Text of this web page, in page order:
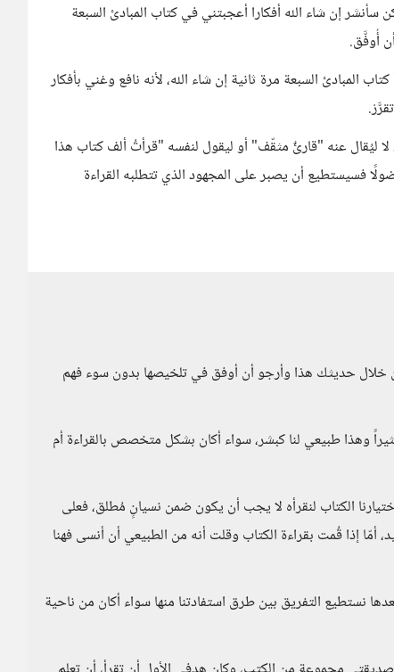
سأنشر إن شاء الله أفكارا أعجبتني في كتاب المبادئ السبعة
المبادئ السبعة مرة ثانية إن شاء الله، لأنه نافع وغني بأفكار
لا ليُقال عنه "قارئٌ مثقّف" أو ليقول لنفسه "قرأتُ ألف كتاب هذا
فسيستطيع أن يصبر على المجهود الذي تتطلبه القراءة
خلال حديثك هذا وأرجو أن أوفق في تلخيصها بدون سوء فهم
وهذا طبيعي لنا كبشر، سواء أكان بشكل متخصص بالقراءة أم
الكتاب لنقرأه لا يجب أن يكون ضمن نسيانٍ مُطلق، فعلى
أمّا إذا قُمت بقراءة الكتاب وقلت أنه من الطبيعي أن أنسى فهنا
نستطيع التفريق بين طرق استفادتنا منها سواء أكان من ناحية